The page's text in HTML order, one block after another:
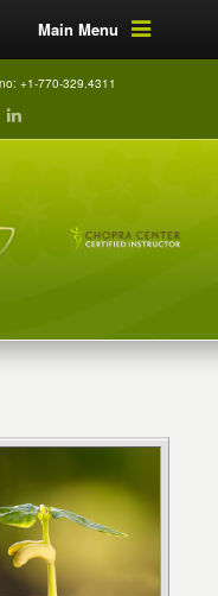
Main Menu
+1-770-329.4311